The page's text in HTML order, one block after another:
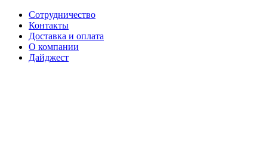
Сотрудничество
Контакты
Доставка и оплата
О компании
Дайджест